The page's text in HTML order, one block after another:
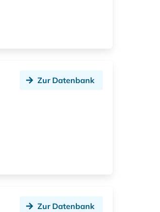
Zur Datenbank
Zur Datenbank